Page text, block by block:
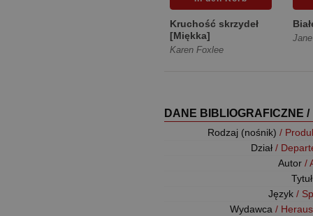
Kruchość skrzydeł
[Miękka]
Karen Foxlee
DANE BIBLIOGRAFICZNE
Rodzaj (nośnik) /
Dział /
Autor /
Język /
Wydawca /